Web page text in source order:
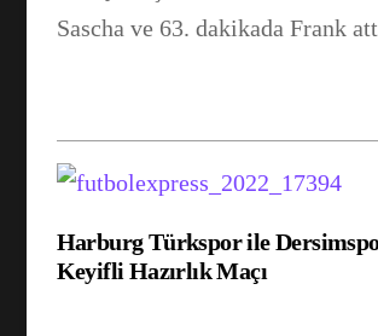
Sascha ve 63. dakikada Frank
Harburg Türkspor ile
Keyifli Hazırlık Maçı